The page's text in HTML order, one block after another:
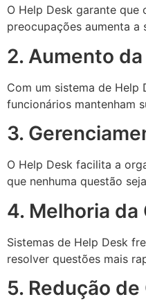
O Help Desk garante
preocupações aumenta
2. Aumento
Com um sistema de Help
funcionários mantenham
3.
O Help Desk facilita a
que nenhuma questão
4. Melhoria
Sistemas de Help Desk
resolver questões mais
5. Redução